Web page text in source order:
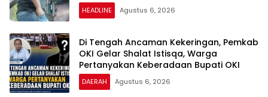
HEADLINE Agustus 6, 2026
Di Tengah Ancaman Kekeringan, Pemkab
OKI Gelar Shalat Istisqa, Warga
Pertanyakan Keberadaan Bupati OKI
DAERAH Agustus 6, 2026